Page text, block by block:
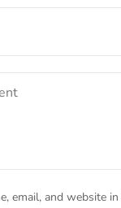
email, and website